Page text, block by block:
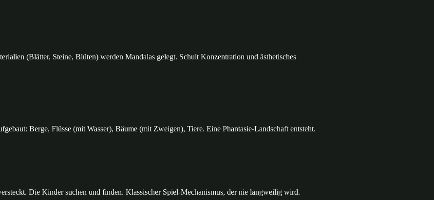
(Blätter, Steine, Blüten) werden Mandalas gelegt. Schult Konzentration und ästhetisches
Berge, Flüsse (mit Wasser), Bäume (mit Zweigen), Tiere. Eine Phantasie-Landschaft entsteht.
Die Kinder suchen und finden. Klassischer Spiel-Mechanismus, der nie langweilig wird.